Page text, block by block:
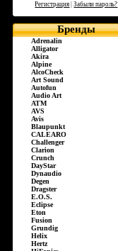
Регистрация |Забыли пароль?
Бренды
Adrenalin
Alligator
Akira
Alpine
AlcoCheck
Art Sound
Autofun
Audio Art
ATM
AVS
Avis
Blaupunkt
CALEARO
Challenger
Clarion
Crunch
DayStar
Dynaudio
Degen
Dragster
E.O.S.
Eclipse
Eton
Fusion
Grundig
Helix
Hertz